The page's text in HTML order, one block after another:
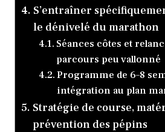
S’entraîner
le dénivelé du marathon
Séances côtes et
parcours peu vallonné
Programme de 6–8
intégration au plan
Stratégie de course,
prévention des pépins